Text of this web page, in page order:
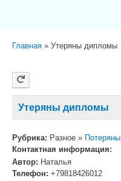
Главная Утеряны дипломы
Утеряны дипломы
Рубрика: Разное » Потеряны
Контактная информация:
Автор: Наталья
Телефон: +79818426012